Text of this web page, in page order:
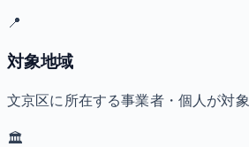
📍
対象地域
文京区に所在する事業者・個人が対象
🏛️